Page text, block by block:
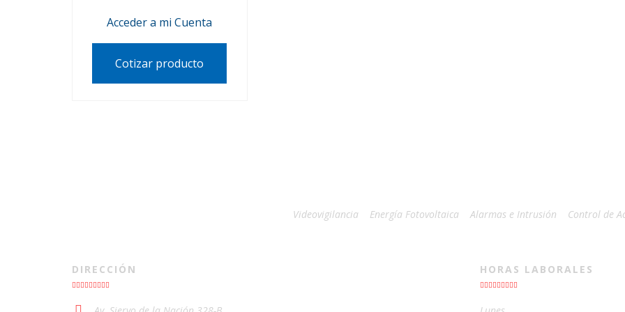
Acceder a mi Cuenta
Cotizar producto
Videovigilancia Energía Fotovoltaica Alarmas e Intrusión Control de
DIRECCIÓN HORAS LABORALES